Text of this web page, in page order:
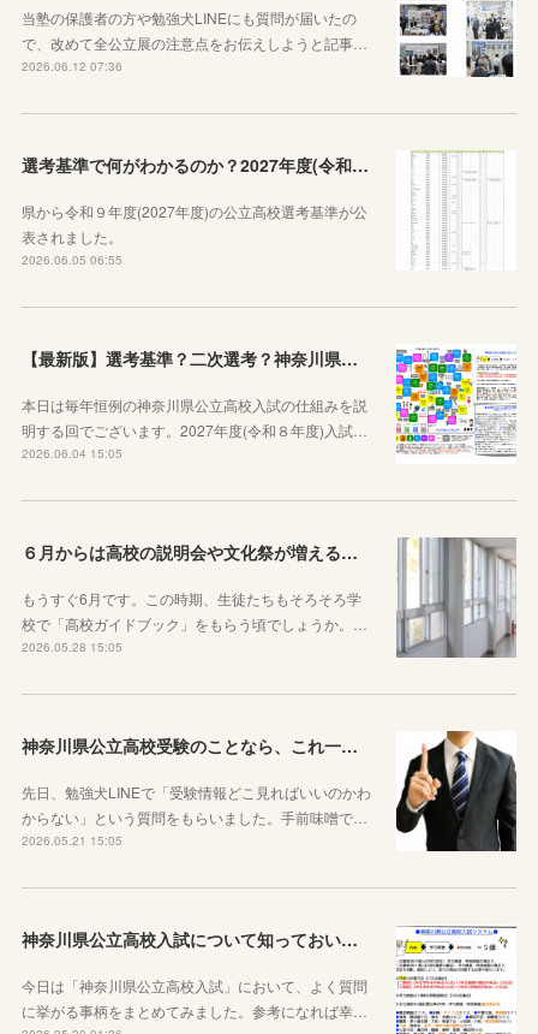
当塾の保護者の方や勉強犬LINEにも質問が届いたの
で、改めて全公立展の注意点をお伝えしようと記事…
2026.06.12 07:36
選考基準で何がわかるのか？2027年度(令和９年度)神奈川県公立高校選考基準が公表されたので見方から説明します！
県から令和９年度(2027年度)の公立高校選考基準が公
表されました。
2026.06.05 06:55
【最新版】選考基準？二次選考？神奈川県の受験の基本や公立高校入試の仕組みをシンプルに説明してみた
本日は毎年恒例の神奈川県公立高校入試の仕組みを説
明する回でございます。2027年度(令和８年度)入試…
2026.06.04 15:05
６月からは高校の説明会や文化祭が増えることを知っておきましょう
もうすぐ6月です。この時期、生徒たちもそろそろ学
校で「高校ガイドブック」をもらう頃でしょうか。…
2026.05.28 15:05
神奈川県公立高校受験のことなら、これ一本でOKです
先日、勉強犬LINEで「受験情報どこ見ればいいのかわ
からない」という質問をもらいました。手前味噌で…
2026.05.21 15:05
神奈川県公立高校入試について知っておいた方がいい10のこと
今日は「神奈川県公立高校入試」において、よく質問
に挙がる事柄をまとめてみました。参考になれば幸…